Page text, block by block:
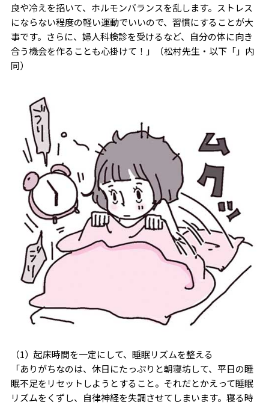
良や冷えを招いて、ホルモンバランスを乱します。ストレス
にならない程度の軽い運動でいいので、習慣にすることが大
事です。さらに、婦人科検診を受けるなど、自分の体に向き
合う機会を作ることも心掛けて！」（松村先生・以下「」内
同）
（1）起床時間を一定にして、睡眠リズムを整える
「ありがちなのは、休日にたっぷりと朝寝坊して、平日の睡
眠不足をリセットしようとすること。それだとかえって睡眠
リズムをくずし、自律神経を失調させてしまいます。寝る時